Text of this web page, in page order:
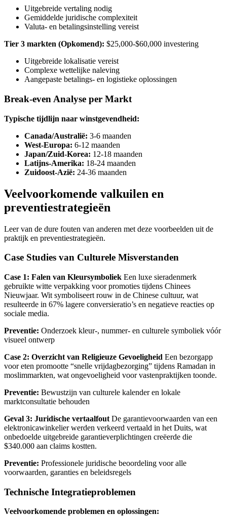
Uitgebreide vertaling nodig
Gemiddelde juridische complexiteit
Valuta- en betalingsinstelling vereist
Tier 3 markten (Opkomend): $25,000-$60,000 investering
Uitgebreide lokalisatie vereist
Complexe wettelijke naleving
Aangepaste betalings- en logistieke oplossingen
Break-even Analyse per Markt
Typische tijdlijn naar winstgevendheid:
Canada/Australië: 3-6 maanden
West-Europa: 6-12 maanden
Japan/Zuid-Korea: 12-18 maanden
Latijns-Amerika: 18-24 maanden
Zuidoost-Azië: 24-36 maanden
Veelvoorkomende valkuilen en
preventiestrategieën
Leer van de dure fouten van anderen met deze voorbeelden uit de
praktijk en preventiestrategieën.
Case Studies van Culturele Misverstanden
Case 1: Falen van Kleursymboliek Een luxe sieradenmerk
gebruikte witte verpakking voor promoties tijdens Chinees
Nieuwjaar. Wit symboliseert rouw in de Chinese cultuur, wat
resulteerde in 67% lagere conversieratio’s en negatieve reacties op
sociale media.
Preventie: Onderzoek kleur-, nummer- en culturele symboliek vóór
visueel ontwerp
Case 2: Overzicht van Religieuze Gevoeligheid Een bezorgapp
voor eten promootte “snelle vrijdagbezorging” tijdens Ramadan in
moslimmarkten, wat ongevoeligheid voor vastenpraktijken toonde.
Preventie: Bewustzijn van culturele kalender en lokale
marktconsultatie behouden
Geval 3: Juridische vertaalfout De garantievoorwaarden van een
elektronicawinkelier werden verkeerd vertaald in het Duits, wat
onbedoelde uitgebreide garantieverplichtingen creëerde die
$340.000 aan claims kostten.
Preventie: Professionele juridische beoordeling voor alle
voorwaarden, garanties en beleidsregels
Technische Integratieproblemen
Veelvoorkomende problemen en oplossingen: